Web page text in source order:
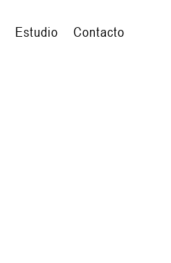
Estudio Contacto